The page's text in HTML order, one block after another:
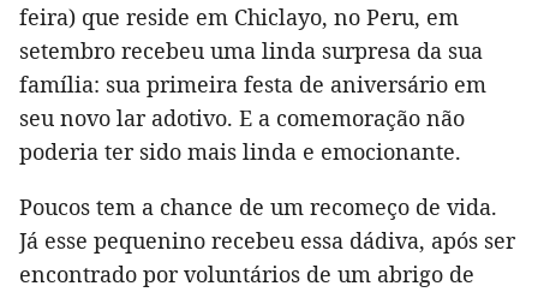
feira) que reside em Chiclayo, no Peru, em
setembro recebeu uma linda surpresa da sua
família: sua primeira festa de aniversário em
seu novo lar adotivo. E a comemoração não
poderia ter sido mais linda e emocionante.
Poucos tem a chance de um recomeço de vida.
Já esse pequenino recebeu essa dádiva, após ser
encontrado por voluntários de um abrigo de